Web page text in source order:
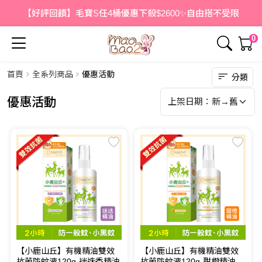
【好評回饋】毛寶S任4桶優惠下殺$2600✨自由搭不受限
0
首頁 全系列商品 優惠活動 分類
優惠活動
【小鹿山丘】有機精油雙效
【小鹿山丘】有機精油雙效